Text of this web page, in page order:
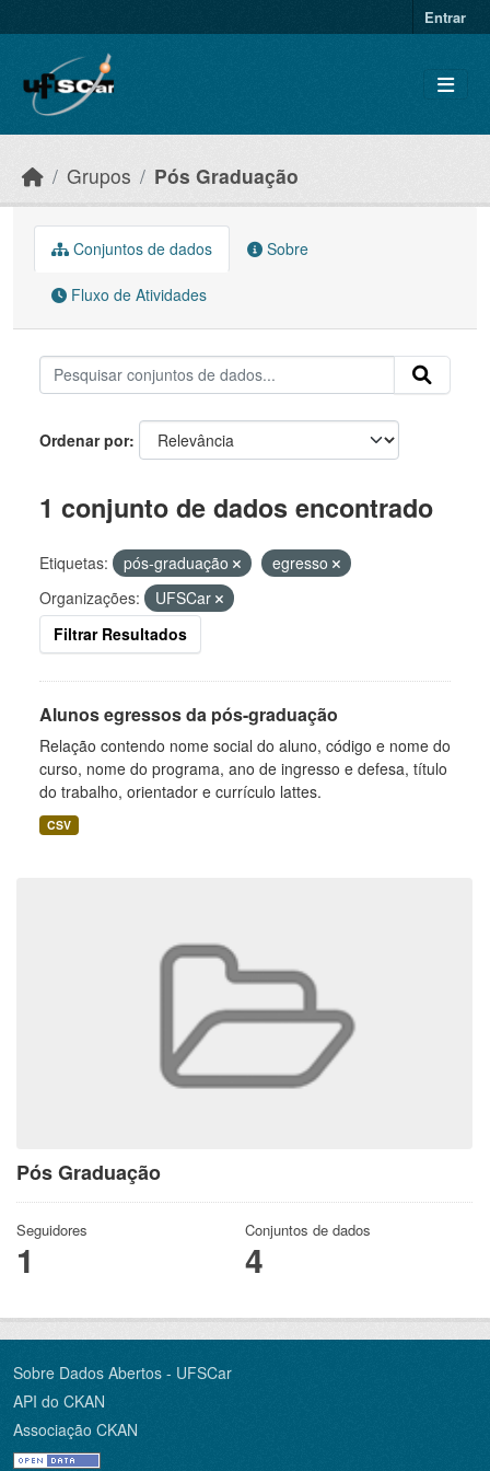
Entrar
Grupos Pós Graduação
Pós Graduação
Seguidores
1
Conjuntos de dados
4
Conjuntos de dados Sobre
Fluxo de Atividades
Ordenar por
1 conjunto de dados encontrado
Etiquetas: pós-graduação
egresso
Organizações:
UFSCar
Filtrar Resultados
Alunos egressos da pós-graduação
Relação contendo nome social do aluno, código e nome do
curso, nome do programa, ano de ingresso e defesa, título
do trabalho, orientador e currículo lattes.
CSV
Sobre Dados Abertos - UFSCar
API do CKAN
Associação CKAN